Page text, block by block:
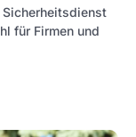
Sicherheitsdienst
für Firmen und